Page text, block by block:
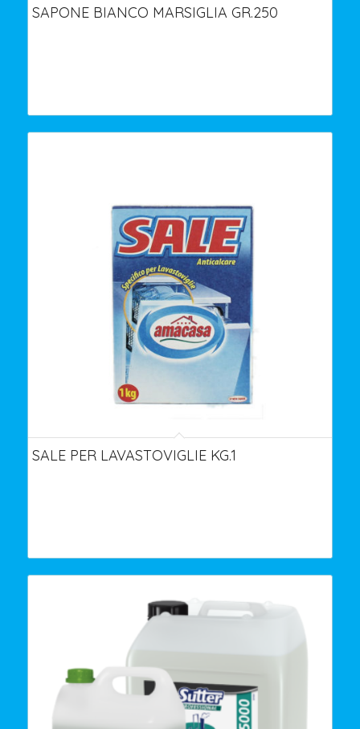
SAPONE BIANCO MARSIGLIA GR.250
SALE PER LAVASTOVIGLIE KG.1